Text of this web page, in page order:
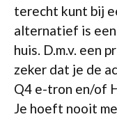
terecht kunt bij
alternatief is
huis. D.m.v. een
zeker dat je de
Q4 e-tron en/of
Je hoeft nooit